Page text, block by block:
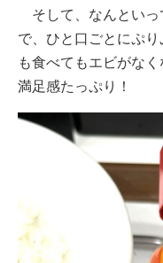
そして、なんといっ
で、ひと口ごとにぷ
も食べてもエビがな
満足感たっぷり！